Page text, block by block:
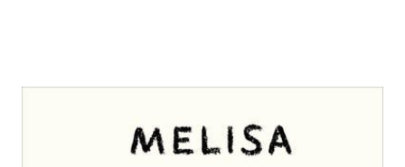
Generation Haram